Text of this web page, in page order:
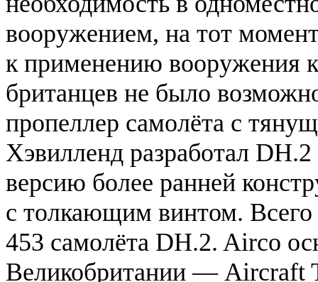
вооружением, на тот
к применению вооружения
британцев не было
пропеллер самолёта с
Хэвилленд разработал
версию более ранней
с толкающим винтом.
453 самолёта DH.2. Airco
Великобритании — Aircraft